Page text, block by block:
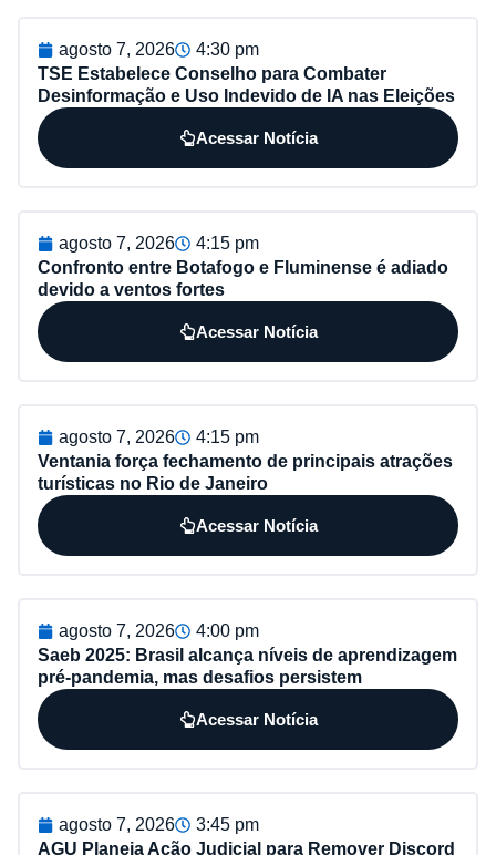
agosto 7, 2026
4:30 pm
TSE Estabelece Conselho para Combater
Desinformação e Uso Indevido de IA nas Eleições
Acessar Notícia
agosto 7, 2026
4:15 pm
Confronto entre Botafogo e Fluminense é adiado
devido a ventos fortes
Acessar Notícia
agosto 7, 2026
4:15 pm
Ventania força fechamento de principais atrações
turísticas no Rio de Janeiro
Acessar Notícia
agosto 7, 2026
4:00 pm
Saeb 2025: Brasil alcança níveis de aprendizagem
pré-pandemia, mas desafios persistem
Acessar Notícia
agosto 7, 2026
3:45 pm
AGU Planeja Ação Judicial para Remover Discord